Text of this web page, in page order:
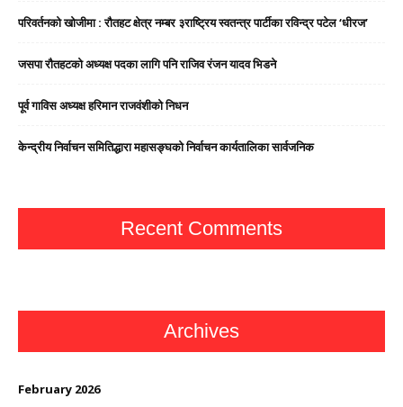
परिवर्तनको खोजीमा : रौतहट क्षेत्र नम्बर ३राष्ट्रिय स्वतन्त्र पार्टीका रविन्द्र पटेल ‘धीरज’
जसपा राैतहटको अध्यक्ष पदका लागि पनि राजिव रंजन यादव भिडने
पूर्व गाविस अध्यक्ष हरिमान राजवंशीको निधन
केन्द्रीय निर्वाचन समितिद्धारा महासङ्घको निर्वाचन कार्यतालिका सार्वजनिक
Recent Comments
Archives
February 2026